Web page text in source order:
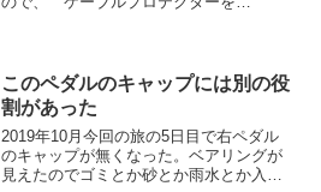
発注してから丁度...
このペダルのキャップには別の役
割があった
2019年10月今回の旅の5日目で右ペダル
のキャップが無くなった。ベアリングが
見えたのでゴミとか砂とか雨水とか入る